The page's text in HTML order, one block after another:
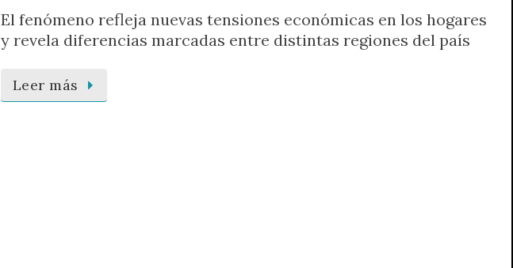
El fenómeno refleja nuevas tensiones económicas en los hogares
y revela diferencias marcadas entre distintas regiones del país
Leer más